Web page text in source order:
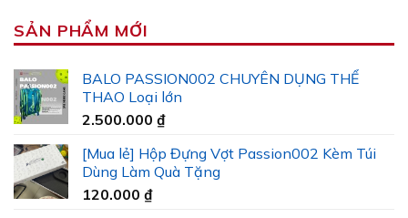
SẢN PHẨM MỚI
BALO PASSION002 CHUYÊN DỤNG THỂ
THAO Loại lớn
2.500.000 ₫
[Mua lẻ] Hộp Đựng Vợt Passion002 Kèm Túi
Dùng Làm Quà Tặng
120.000 ₫